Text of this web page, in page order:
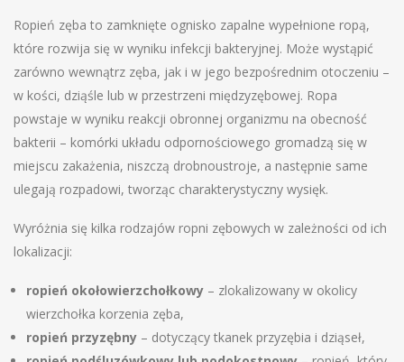
Ropień zęba to zamknięte ognisko zapalne wypełnione ropą,
które rozwija się w wyniku infekcji bakteryjnej. Może wystąpić
zarówno wewnątrz zęba, jak i w jego bezpośrednim otoczeniu –
w kości, dziąśle lub w przestrzeni międzyzębowej. Ropa
powstaje w wyniku reakcji obronnej organizmu na obecność
bakterii – komórki układu odpornościowego gromadzą się w
miejscu zakażenia, niszczą drobnoustroje, a następnie same
ulegają rozpadowi, tworząc charakterystyczny wysięk.
Wyróżnia się kilka rodzajów ropni zębowych w zależności od ich
lokalizacji:
ropień okołowierzchołkowy – zlokalizowany w okolicy
wierzchołka korzenia zęba,
ropień przyzębny – dotyczący tkanek przyzębia i dziąseł,